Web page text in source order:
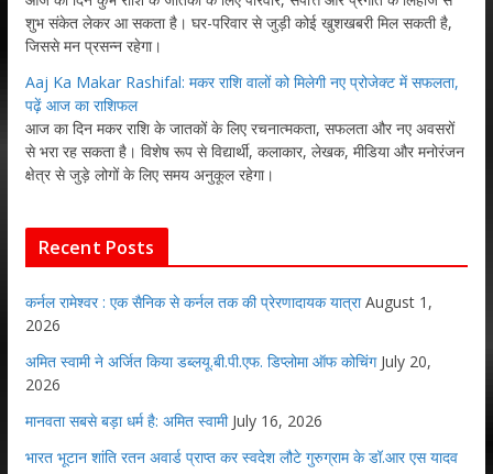
शुभ संकेत लेकर आ सकता है। घर-परिवार से जुड़ी कोई खुशखबरी मिल सकती है,
जिससे मन प्रसन्न रहेगा।
Aaj Ka Makar Rashifal: मकर राशि वालों को मिलेगी नए प्रोजेक्ट में सफलता,
पढ़ें आज का राशिफल
आज का दिन मकर राशि के जातकों के लिए रचनात्मकता, सफलता और नए अवसरों
से भरा रह सकता है। विशेष रूप से विद्यार्थी, कलाकार, लेखक, मीडिया और मनोरंजन
क्षेत्र से जुड़े लोगों के लिए समय अनुकूल रहेगा।
Recent Posts
कर्नल रामेश्वर : एक सैनिक से कर्नल तक की प्रेरणादायक यात्रा August 1,
2026
अमित स्वामी ने अर्जित किया डब्लयू.बी.पी.एफ. डिप्लोमा ऑफ कोचिंग July 20,
2026
मानवता सबसे बड़ा धर्म है: अमित स्वामी July 16, 2026
भारत भूटान शांति रतन अवार्ड प्राप्त कर स्वदेश लौटे गुरुग्राम के डॉ.आर एस यादव